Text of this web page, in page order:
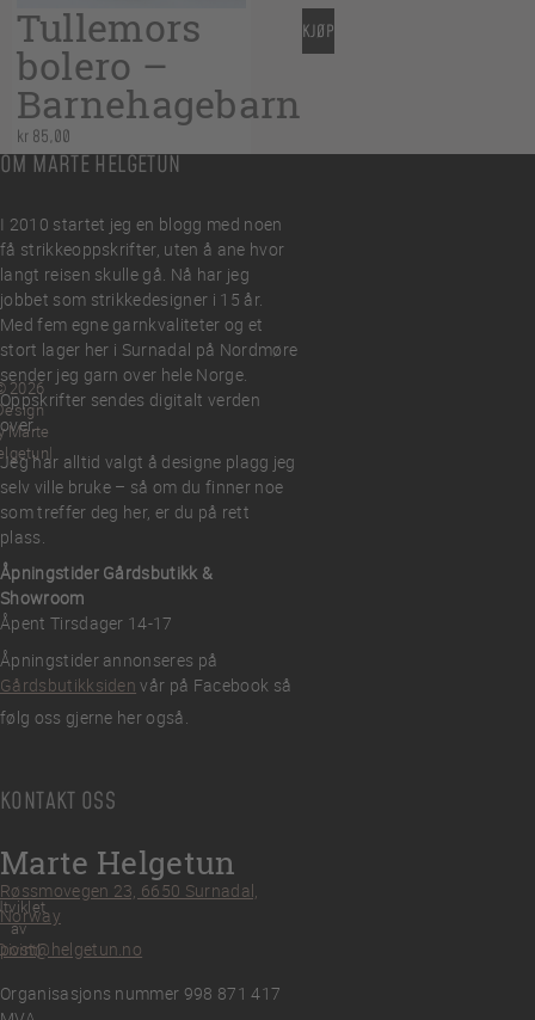
Tullemors
bolero –
Barnehagebarn
kr85,00
KJØP
OM MARTE HELGETUN
I 2010 startet jeg en blogg med noen
få strikkeoppskrifter, uten å ane hvor
langt reisen skulle gå. Nå har jeg
jobbet som strikkedesigner i 15 år.
Med fem egne garnkvaliteter og et
stort lager her i Surnadal på Nordmøre
sender jeg garn over hele Norge.
Oppskrifter sendes digitalt verden
over.
Jeg har alltid valgt å designe plagg jeg
selv ville bruke – så om du finner noe
som treffer deg her, er du på rett
plass.
Åpningstider Gårdsbutikk &
Showroom
Åpent Tirsdager 14-17
Åpningstider annonseres på
Gårdsbutikksiden vår på Facebook så
følg oss gjerne her også.
KONTAKT OSS
Marte Helgetun
Røssmovegen 23, 6650 Surnadal,
Norway
post@helgetun.no
Organisasjons nummer 998 871 417
2026
Marte
av